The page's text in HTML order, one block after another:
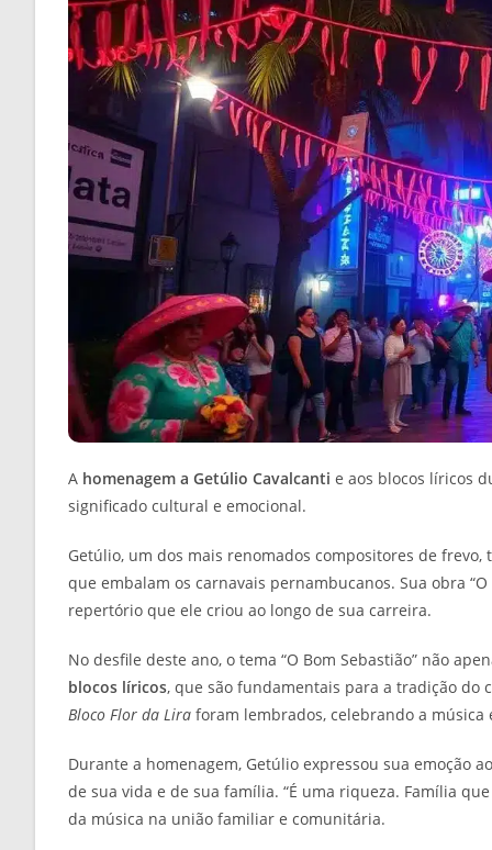
A homenagem a Getúlio Cavalcanti e aos blocos líricos
significado cultural e emocional.
Getúlio, um dos mais renomados compositores de
que embalam os carnavais pernambucanos. Sua obra
repertório que ele criou ao longo de sua carreira.
No desfile deste ano, o tema “O Bom Sebastião” não
blocos líricos, que são fundamentais para a tradição do
Bloco Flor da Lira foram lembrados, celebrando a
Durante a homenagem, Getúlio expressou sua emoção
de sua vida e de sua família. “É uma riqueza. Família
da música na união familiar e comunitária.